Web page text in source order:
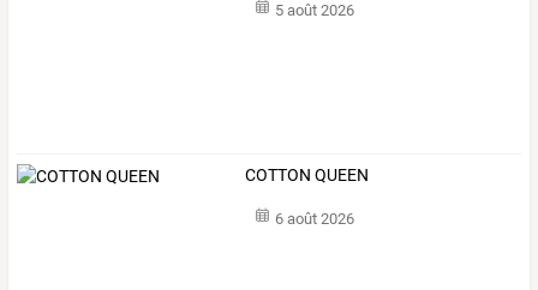
5 août 2026
COTTON QUEEN
6 août 2026